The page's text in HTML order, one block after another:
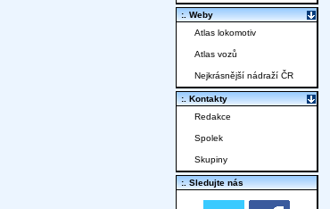
:. Weby
Atlas lokomotiv
Atlas vozů
Nejkrásnější nádraží ČR
:. Kontakty
Redakce
Spolek
Skupiny
:. Sledujte nás